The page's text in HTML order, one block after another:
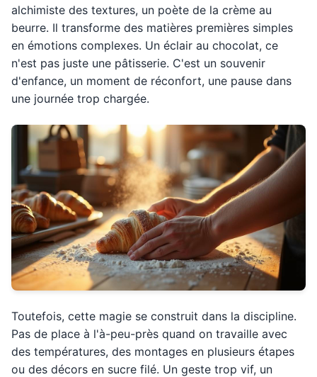
alchimiste des textures, un poète de la crème au
beurre. Il transforme des matières premières simples
en émotions complexes. Un éclair au chocolat, ce
n'est pas juste une pâtisserie. C'est un souvenir
d'enfance, un moment de réconfort, une pause dans
une journée trop chargée.
Toutefois, cette magie se construit dans la discipline.
Pas de place à l'à-peu-près quand on travaille avec
des températures, des montages en plusieurs étapes
ou des décors en sucre filé. Un geste trop vif, un